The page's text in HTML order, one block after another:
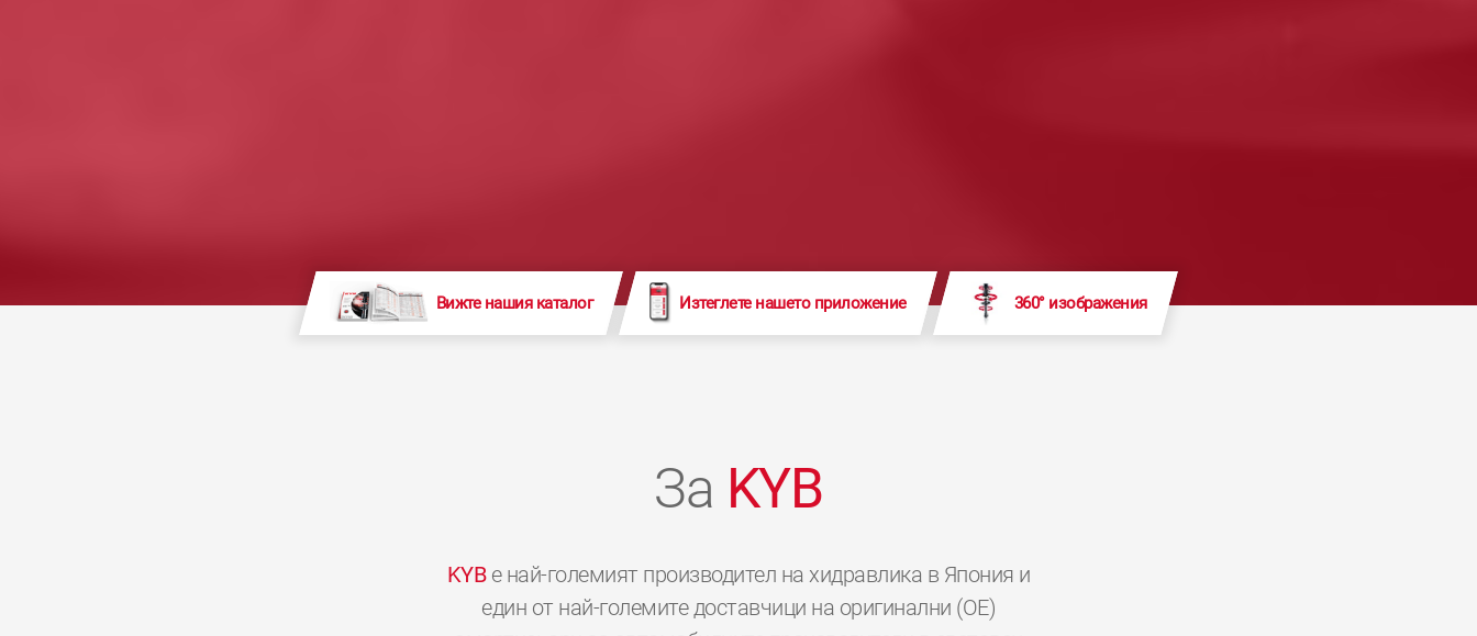
Вижте нашия каталог Изтеглете нашето приложение 360° изображения
За KYB
KYBе най-големият производител на хидравлика в Япония и
един от най-големите доставчици на оригинални (OE)